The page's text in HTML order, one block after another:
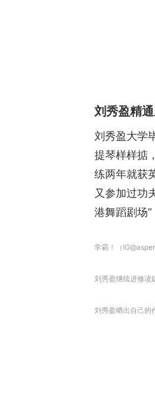
刘秀盈精
刘秀盈大学
提琴样样掂
练两年就获
又参加过功
港舞蹈剧场”
学霸！（
刘秀盈继续进修读
刘秀盈晒出自己的